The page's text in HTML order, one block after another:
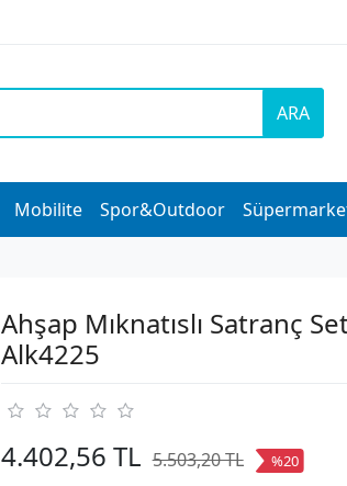
ARA
Mobilite Spor&Outdoor
Ahşap Mıknatıslı Satranç
Alk4225
4.402,56 TL 5.503,20 TL %20